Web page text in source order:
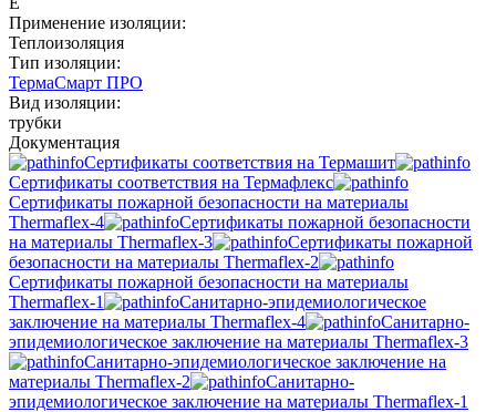
Применение изоляции:
Теплоизоляция
Тип изоляции:
ТермаСмарт ПРО
Вид изоляции:
трубки
Документация
Сертификаты соответствия на Термашит
Сертификаты соответствия на Термафлекс
Сертификаты пожарной безопасности на материалы
Thermaflex-4
Сертификаты пожарной безопасности
на материалы Thermaflex-3
Сертификаты пожарной
безопасности на материалы Thermaflex-2
Сертификаты пожарной безопасности на материалы
Thermaflex-1
Санитарно-эпидемиологическое
заключение на материалы Thermaflex-4
Санитарно-
эпидемиологическое заключение на материалы Thermaflex-3
Санитарно-эпидемиологическое заключение на
материалы Thermaflex-2
Санитарно-
эпидемиологическое заключение на материалы Thermaflex-1